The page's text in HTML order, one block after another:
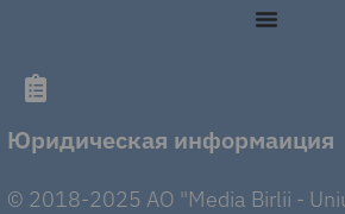
Юридическая информаиция
© 2018-2025 AO "Media Birlii -